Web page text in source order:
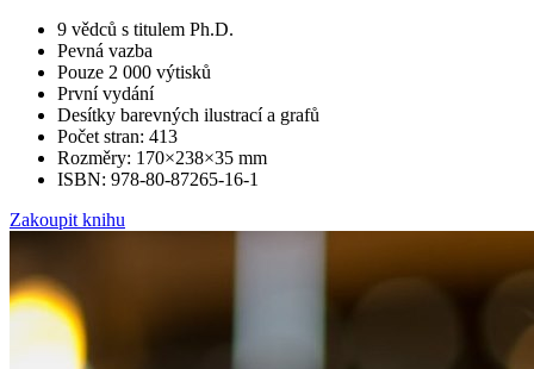
9 vědců s titulem Ph.D.
Pevná vazba
Pouze 2 000 výtisků
První vydání
Desítky barevných ilustrací a grafů
Počet stran: 413
Rozměry: 170×238×35 mm
ISBN: 978-80-87265-16-1
Zakoupit knihu